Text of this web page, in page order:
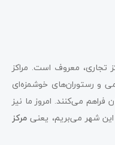
تجاری، معروف است. مراکز
و رستوران‌های خوشمزه‌ای
فراهم می‌کنند. امروز ما نیز
شهر می‌بریم، یعنی مرکز